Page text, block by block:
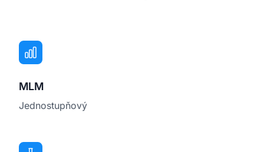
MLM
Jednostupňový